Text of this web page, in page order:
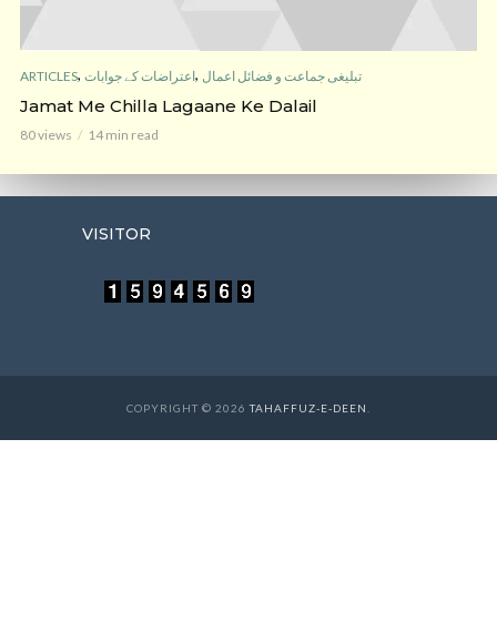
ARTICLES, اعتراضات کے جوابات, تبلیغی جماعت و فضائل اعمال
Jamat Me Chilla Lagaane Ke Dalail
80 views 14 min read
VISITOR
COPYRIGHT © 2026TAHAFFUZ-E-DEEN